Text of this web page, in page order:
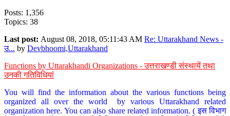
Posts: 1,356
Topics: 38
Last post: August 08, 2018, 05:11:43 AM Re: Uttarakhand News -
उ... by Devbhoomi,Uttarakhand
Functions by Uttarakhandi Organizations - उत्तराखण्डी संस्थायें तथा
उनकी गतिविधियां
You will find the information about the various functions being
organized all over the world by various Uttarakhand related
organization here. You can also share related information. ( इस विभाग